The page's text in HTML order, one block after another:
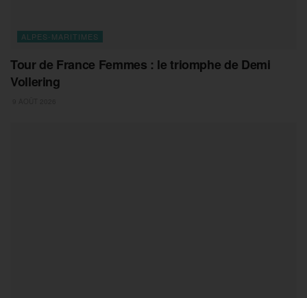
ALPES-MARITIMES
Tour de France Femmes : le triomphe de Demi
Vollering